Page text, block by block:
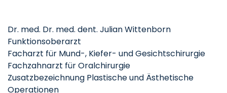
Dr. med. Dr. med. dent. Julian Wittenborn
Funktionsoberarzt
Facharzt für Mund-, Kiefer- und Gesichtschirurgie
Fachzahnarzt für Oralchirurgie
Zusatzbezeichnung Plastische und Ästhetische
Operationen